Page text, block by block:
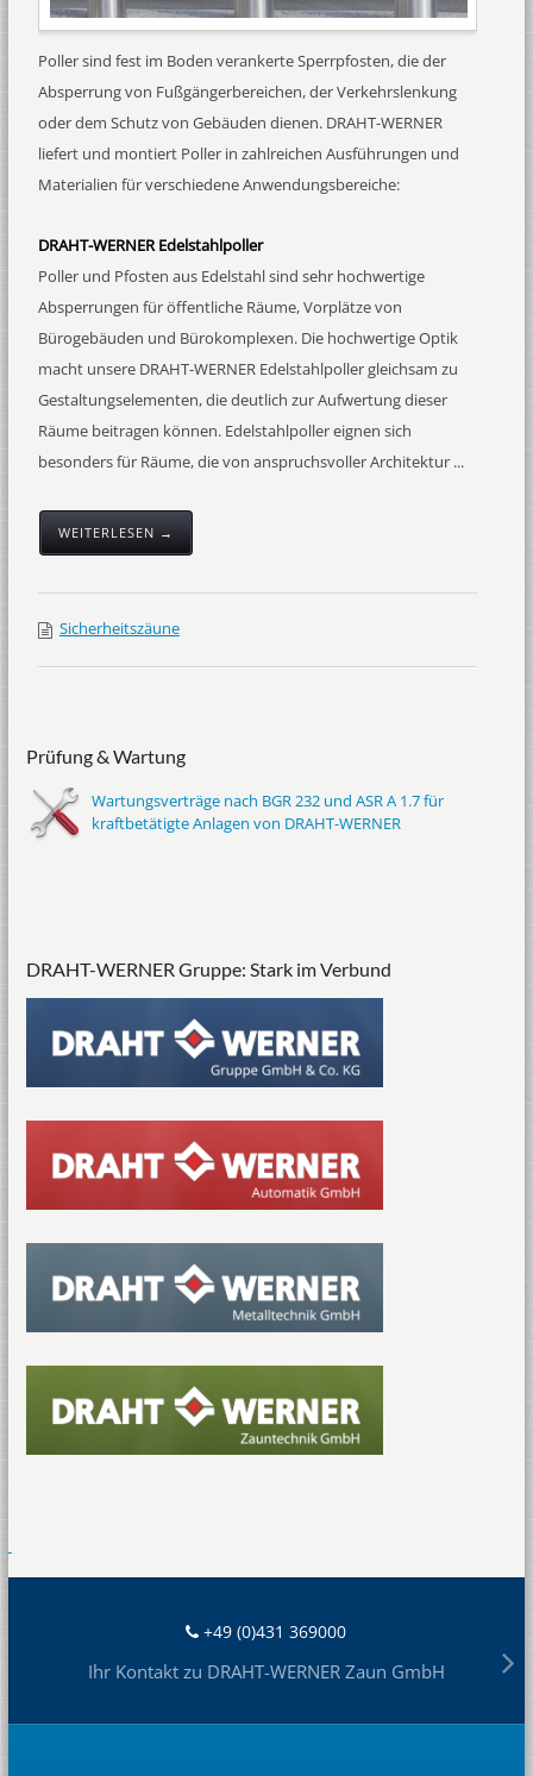
Poller sind fest im Boden verankerte Sperrpfosten, die der
Absperrung von Fußgängerbereichen, der Verkehrslenkung
oder dem Schutz von Gebäuden dienen. DRAHT-WERNER
liefert und montiert Poller in zahlreichen Ausführungen und
Materialien für verschiedene Anwendungsbereiche:
DRAHT-WERNER Edelstahlpoller
Poller und Pfosten aus Edelstahl sind sehr hochwertige
Absperrungen für öffentliche Räume, Vorplätze von
Bürogebäuden und Bürokomplexen. Die hochwertige Optik
macht unsere DRAHT-WERNER Edelstahlpoller gleichsam zu
Gestaltungselementen, die deutlich zur Aufwertung dieser
Räume beitragen können. Edelstahlpoller eignen sich
besonders für Räume, die von anspruchsvoller Architektur ...
WEITERLESEN →
Sicherheitszäune
Prüfung & Wartung
Wartungsverträge nach BGR 232 und ASR A 1.7 für
kraftbetätigte Anlagen von DRAHT-WERNER
DRAHT-WERNER Gruppe: Stark im Verbund
+49 (0)431 369000
Ihr Kontakt zu DRAHT-WERNER Zaun GmbH